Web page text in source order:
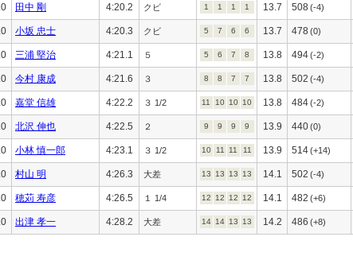
田中 剛 4:20.2 クビ 1 1 1 1 13.7 508(-4)
小坂 忠士 4:20.3 クビ 5 7 6 6 13.7 478 (0)
三浦 堅治 4:21.1 ５ 5 6 7 8 13.8 494(-2)
今村 康成 4:21.6 ３ 8 8 7 7 13.8 502 (-4)
嘉堂 信雄 4:22.2 ３ 1/2 11 10 10 10 13.8 484(-2)
北沢 伸也 4:22.5 ２ 9 9 9 9 13.9 440(0)
小林 慎一郎 4:23.1 ３ 1/2 10 11 11 11 13.9 514(+14)
村山 明 4:26.3 大差 13 13 13 13 14.1 502 (-4)
穂苅 寿彦 4:26.5 １ 1/4 12 12 12 12 14.1 482 (+6)
出津 孝一 4:28.2 大差 14 14 13 13 14.2 486 (+8)